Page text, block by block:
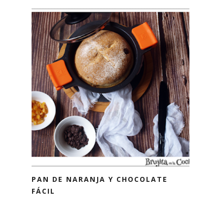
PAN DE NARANJA Y CHOCOLATE
FÁCIL